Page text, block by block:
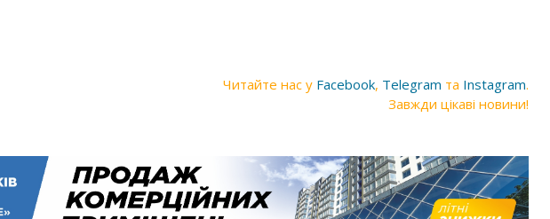
Читайте нас у Facebook, Telegram та Instagram.
Завжди цікаві новини!